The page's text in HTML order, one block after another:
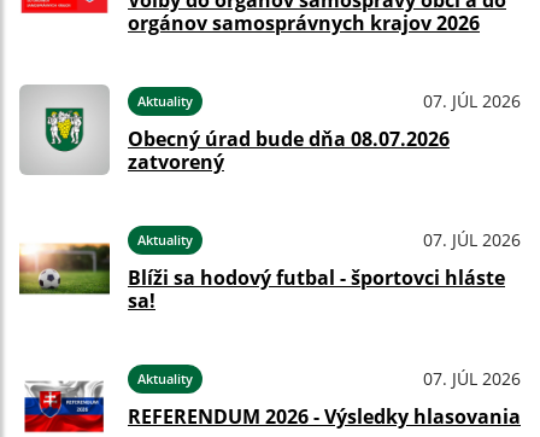
orgánov samosprávnych krajov 2026
Aktuality 07. JÚL 2026
Obecný úrad bude dňa 08.07.2026
zatvorený
Aktuality 07. JÚL 2026
Blíži sa hodový futbal - športovci hláste
sa!
Aktuality 07. JÚL 2026
REFERENDUM 2026 - Výsledky hlasovania